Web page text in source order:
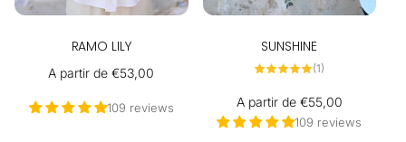
:
RAMO LILY
Precio
A partir de €53,00
109 reviews
SUNSHINE
(1)
Precio
habitual
A partir de €55,00
109 reviews